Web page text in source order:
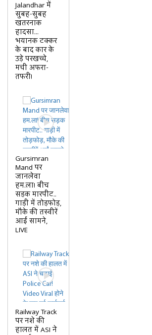
Jalandhar में
सुबह-सुबह
खतरनाक
हादसा...
भयानक टक्कर
के बाद कार के
उड़े परखच्चे,
मची अफरा-
तफरी!
Gursimran
Mand पर
जानलेवा
हम.ला! बीच
सड़क मारपीट..
गाड़ी में तोड़फोड़,
मौके की तस्वीरें
आईं सामने,
LIVE
Railway Track
पर नशे की
हालत में ASI ने